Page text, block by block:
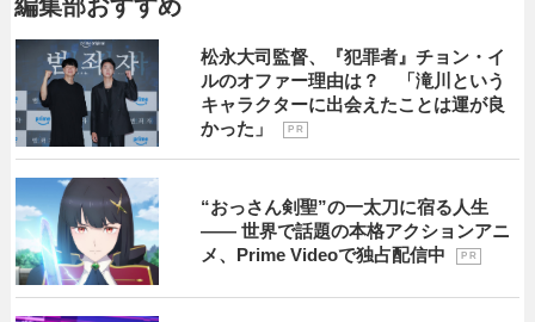
編集部おすすめ
松永大司監督、『犯罪者』チョン・イ
ルのオファー理由は？ 「滝川という
キャラクターに出会えたことは運が良
かった」
P R
“おっさん剣聖”の一太刀に宿る人生
―― 世界で話題の本格アクションアニ
メ、Prime Videoで独占配信中
P R